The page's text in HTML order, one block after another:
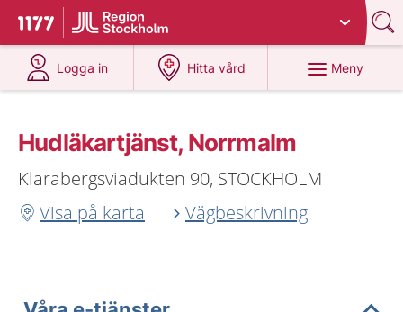
Till startsidan för 1177
Du har valt region
Logga in
på 1177.se
Hitta vård
på 1177.se
Meny
Hudläkartjänst, Norrmalm
Klarabergsviadukten 90, STOCKHOLM
Visa på karta
Vägbeskrivning